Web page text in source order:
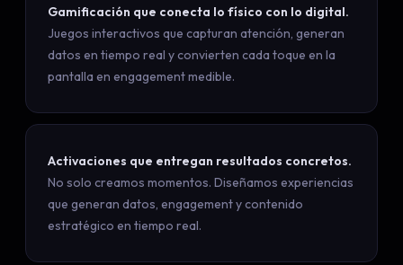
Gamificación que conecta lo físico con lo digital.
Juegos interactivos que capturan atención, generan
datos en tiempo real y convierten cada toque en la
pantalla en engagement medible.
Activaciones que entregan resultados concretos.
No solo creamos momentos. Diseñamos experiencias
que generan datos, engagement y contenido
estratégico en tiempo real.